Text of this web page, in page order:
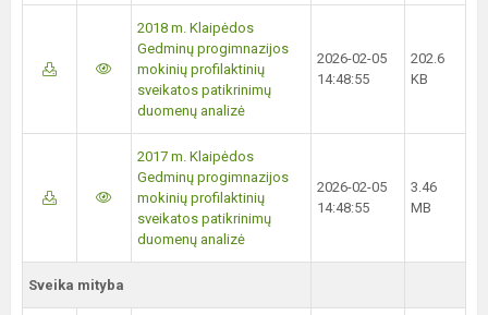
2018 m. Klaipėdos
Gedminų progimnazijos
mokinių profilaktinių
sveikatos patikrinimų
duomenų analizė
2026-02-05
14:48:55
202.6
KB
2017 m. Klaipėdos
Gedminų progimnazijos
mokinių profilaktinių
sveikatos patikrinimų
duomenų analizė
2026-02-05
14:48:55
3.46
MB
Sveika mityba